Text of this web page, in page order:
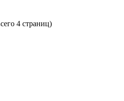
4 страниц)